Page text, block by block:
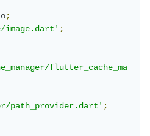
;
image.dart';
flutter_cache_ma
path_provider.dart';